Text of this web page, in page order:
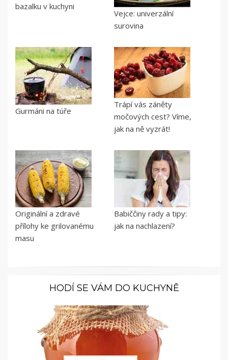
bazalku v kuchyni
Vejce: univerzální
surovina
Gurmáni na túře
Trápí vás záněty
močových cest? Víme,
jak na ně vyzrát!
Originální a zdravé
přílohy ke grilovanému
masu
Babiččiny rady a tipy:
jak na nachlazení?
HODÍ SE VÁM DO KUCHYNĚ